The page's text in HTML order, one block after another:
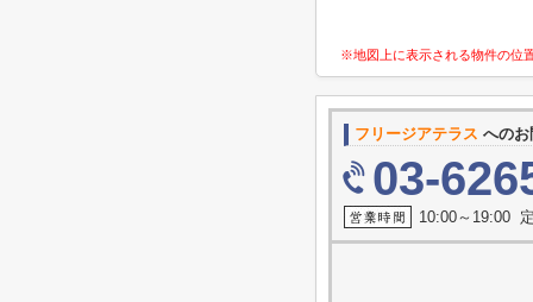
※地図上に表示される物件の位
フリージアテラス への
03-
10:00～19:00